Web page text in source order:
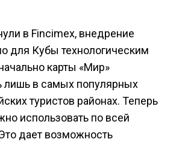
в Fincimex, внедрение
для Кубы технологическим
карты «Мир»
лишь в самых популярных
туристов районах. Теперь
использовать по всей
дает возможность